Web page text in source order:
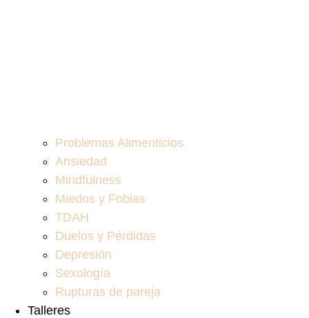
Problemas Alimenticios
Ansiedad
Mindfulness
Miedos y Fobias
TDAH
Duelos y Pérdidas
Depresión
Sexología
Rupturas de pareja
Talleres